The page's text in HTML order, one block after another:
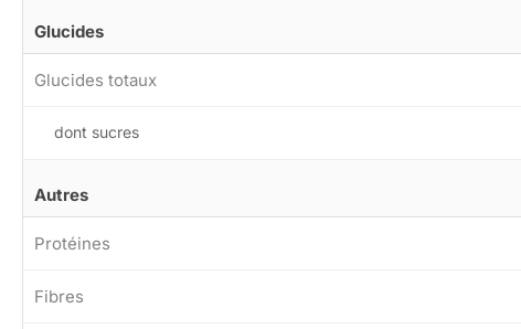
Glucides
Glucides totaux
dont sucres
Autres
Protéines
Fibres